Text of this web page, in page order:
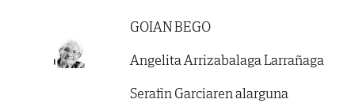
GOIAN BEGO
Angelita Arrizabalaga Larrañaga
Serafin Garciaren alarguna